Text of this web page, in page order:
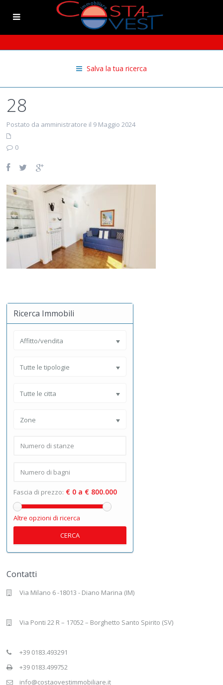
Salva la tua ricerca
28
Postato da amministratore il 9 Maggio 2024
0
Ricerca Immobili
Affitto/vendita
Tutte le tipologie
Tutte le citta
Zone
Fascia di prezzo: € 0 a € 800.000
Altre opzioni di ricerca
CERCA
Contatti
Via Milano 6 -18013 - Diano Marina (IM)
Via Ponti 22 R – 17052 – Borghetto Santo Spirito (SV)
+39 0183.493291
+39 0183.499752
info@costaovestimmobiliare.it